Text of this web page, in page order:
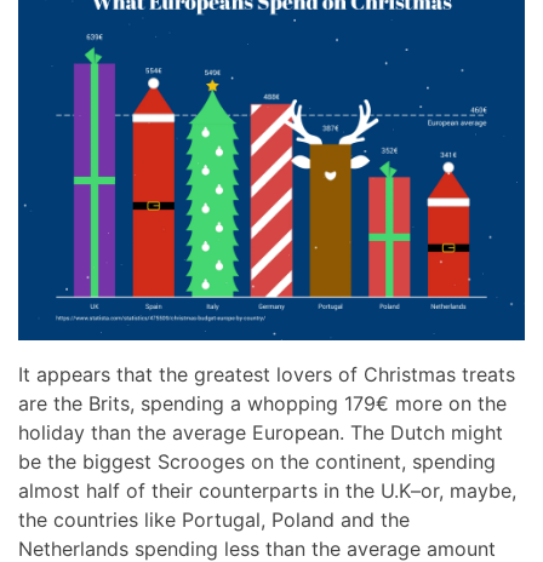
It appears that the greatest lovers of Christmas treats
are the Brits, spending a whopping 179€ more on the
holiday than the average European. The Dutch might
be the biggest Scrooges on the continent, spending
almost half of their counterparts in the U.K–or, maybe,
the countries like Portugal, Poland and the
Netherlands spending less than the average amount